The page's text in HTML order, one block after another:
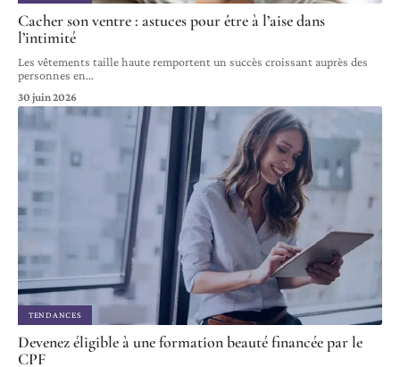
Cacher son ventre : astuces pour être à l’aise dans
l’intimité
Les vêtements taille haute remportent un succès croissant auprès des
personnes en…
30 juin 2026
TENDANCES
Devenez éligible à une formation beauté financée par le
CPF